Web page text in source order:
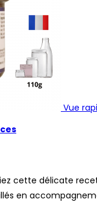
Vue
cette délicate
en